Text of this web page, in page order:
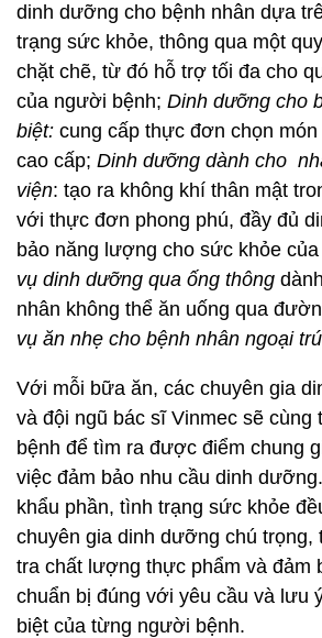
dinh dưỡng cho bệnh nhân dựa
trạng sức khỏe, thông qua một
chặt chẽ, từ đó hỗ trợ tối đa cho
của người bệnh; Dinh dưỡng cho
biệt: cung cấp thực đơn chọn
cao cấp; Dinh dưỡng dành cho
viện: tạo ra không khí thân mật
với thực đơn phong phú, đầy đủ
bảo năng lượng cho sức khỏe
vụ dinh dưỡng qua ống thông
nhân không thể ăn uống qua
vụ ăn nhẹ cho bệnh nhân ngoại trú
Với mỗi bữa ăn, các chuyên gia
và đội ngũ bác sĩ Vinmec sẽ
bệnh để tìm ra được điểm chung
việc đảm bảo nhu cầu dinh
khẩu phần, tình trạng sức khỏe
chuyên gia dinh dưỡng chú trọng,
tra chất lượng thực phẩm và đảm
chuẩn bị đúng với yêu cầu và lưu
biệt của từng người bệnh.